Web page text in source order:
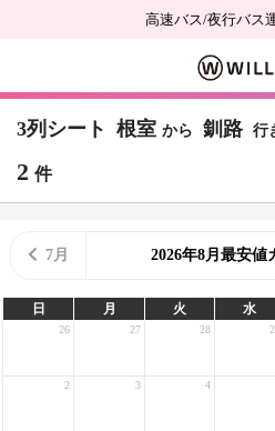
高速バス/夜行バス
3列シート 根室 から 釧路 行
2 件
7月 2026年8月最安値
日 月 火 水
26 27 28
2 3 4